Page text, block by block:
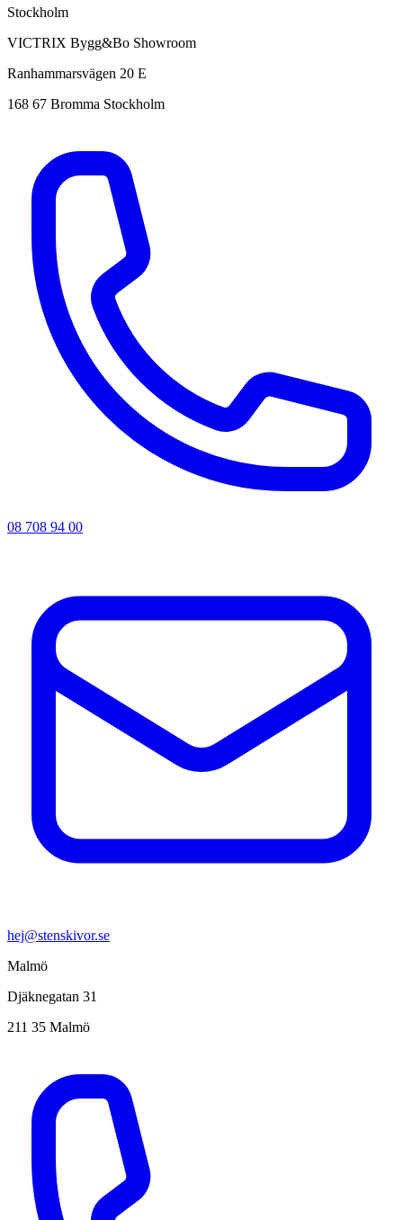
Stockholm
VICTRIX Bygg&Bo Showroom
Ranhammarsvägen 20 E
168 67 Bromma Stockholm
08 708 94 00
hej@stenskivor.se
Malmö
Djäknegatan 31
211 35 Malmö